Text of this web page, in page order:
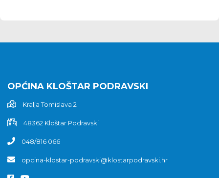
OPĆINA KLOŠTAR PODRAVSKI
Kralja Tomislava 2
48362 Kloštar Podravski
048/816 066
opcina-klostar-podravski@klostarpodravski.hr